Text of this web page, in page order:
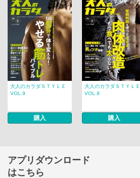
大人のカラダＳＴＹＬＥ
VOL.9
購入
大人のカラダＳＴＹＬＥ
VOL.8
購入
アプリダウンロード
はこちら